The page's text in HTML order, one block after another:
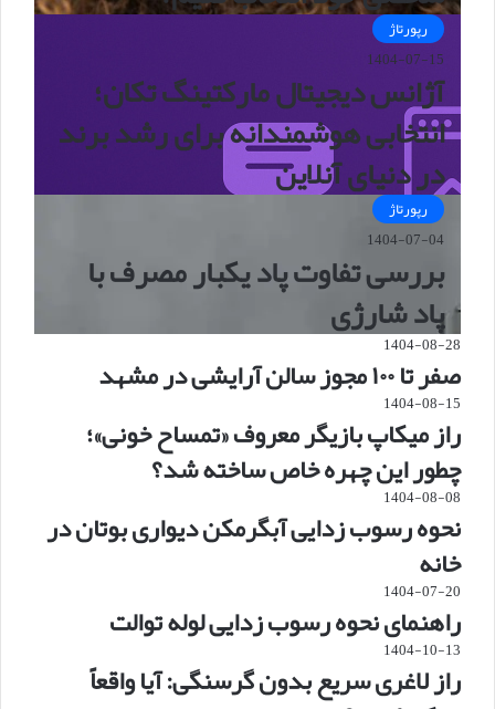
رپورتاژ
1404-07-15
آژانس دیجیتال مارکتینگ تکان؛
انتخابی هوشمندانه برای رشد برند
در دنیای آنلاین
رپورتاژ
1404-07-04
بررسی تفاوت پاد یکبار مصرف با
پاد شارژی
1404-08-28
صفر تا ۱۰۰ مجوز سالن آرایشی در مشهد
1404-08-15
راز میکاپ بازیگر معروف «تمساح خونی»؛
چطور این چهره خاص ساخته شد؟
1404-08-08
نحوه رسوب زدایی آبگرمکن دیواری بوتان در
خانه
1404-07-20
راهنمای نحوه رسوب زدایی لوله توالت
1404-10-13
راز لاغری سریع بدون گرسنگی: آیا واقعاً